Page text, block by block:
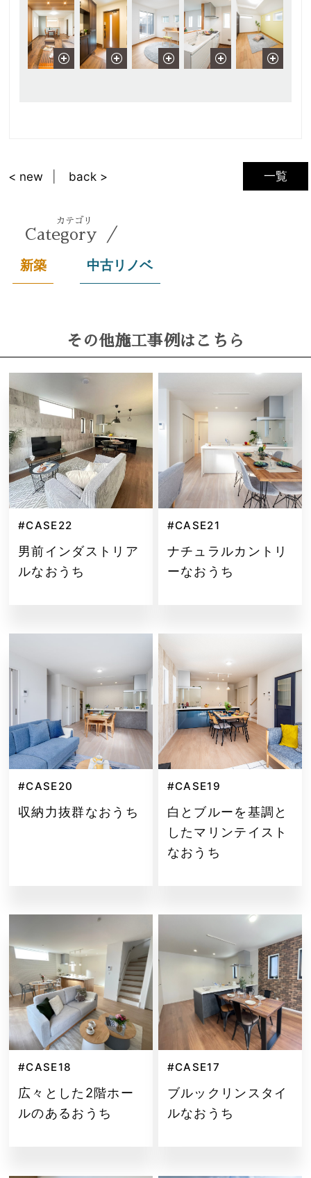
一覧
< new back >
カテゴリ
Category ／
新築 中古リノベ
その他施工事例はこちら
#CASE22
男前インダストリア
ルなおうち
#CASE21
ナチュラルカントリ
ーなおうち
#CASE20
収納力抜群なおうち
#CASE19
白とブルーを基調と
したマリンテイスト
なおうち
#CASE18
広々とした2階ホー
ルのあるおうち
#CASE17
ブルックリンスタイ
ルなおうち